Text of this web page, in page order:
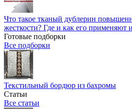
Что такое тканый дублерин
жесткости? Где и как его применяют
Готовые подборки
Все подборки
Текстильный бордюр из бахромы
Статьи
Все статьи